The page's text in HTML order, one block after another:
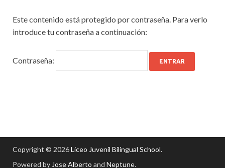
Este contenido está protegido por contraseña. Para verlo
introduce tu contraseña a continuación:
Contraseña:
Copyright © 2026Liceo Juvenil Bilingual School.
Powered by Jose Alberto and Neptune.